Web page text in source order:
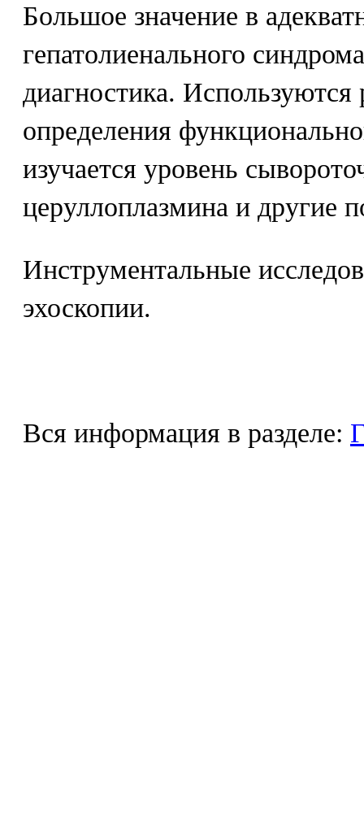
Большое значение в
гепатолиенального
диагностика.
определения
изучается уровень
церуллоплазмина и другие
Инструментальные
эхоскопии.
Вся информация в разделе: